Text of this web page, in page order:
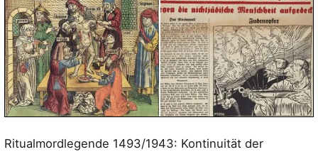
Ritualmordlegende 1493/1943: Kontinuität der